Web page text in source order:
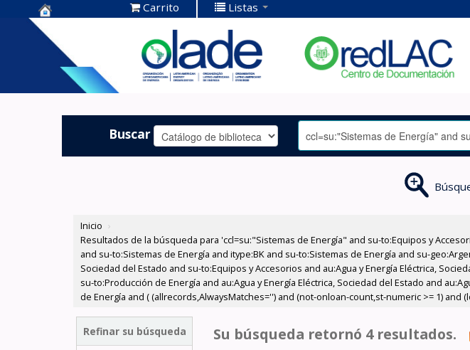
Centro de
Documentación
OLADE -
Carrito Listas
Buscar
Inicio ›
Resultados de la búsqueda para 'ccl=su:"Sistemas de Energía" and su-to:Equipos y
and su-to:Sistemas de Energía and itype:BK and su-to:Sistemas de Energía and su-
Sociedad del Estado and su-to:Equipos y Accesorios and au:Agua y Energía Eléctrica,
su-to:Producción de Energía and au:Agua y Energía Eléctrica, Sociedad del Estado and
de Energía and ( (allrecords,AlwaysMatches='') and (not-onloan-count,st-numeric >= 1) and
Refinar su búsqueda Su búsqueda retornó 4 resultados.